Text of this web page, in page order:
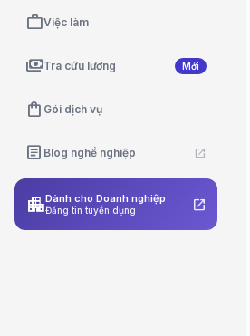
workViệc làm
paymentsTra cứu lương Mới
shopping_bag Gói dịch vụ
article Blog nghề nghiệp open_in_new
apartmentDành cho Doanh nghiệp
Đăng tin tuyển dụng open_in_new